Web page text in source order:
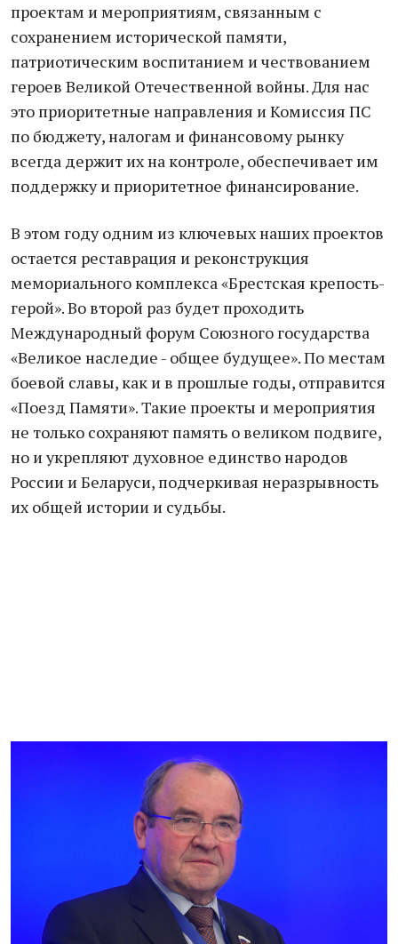
проектам и мероприятиям, связанным с
сохранением исторической памяти,
патриотическим воспитанием и чествованием
героев Великой Отечественной войны. Для нас
это приоритетные направления и Комиссия ПС
по бюджету, налогам и финансовому рынку
всегда держит их на контроле, обеспечивает им
поддержку и приоритетное финансирование.
В этом году одним из ключевых наших проектов
остается реставрация и реконструкция
мемориального комплекса «Брестская крепость-
герой». Во второй раз будет проходить
Международный форум Союзного государства
«Великое наследие - общее будущее». По местам
боевой славы, как и в прошлые годы, отправится
«Поезд Памяти». Такие проекты и мероприятия
не только сохраняют память о великом подвиге,
но и укрепляют духовное единство народов
России и Беларуси, подчеркивая неразрывность
их общей истории и судьбы.